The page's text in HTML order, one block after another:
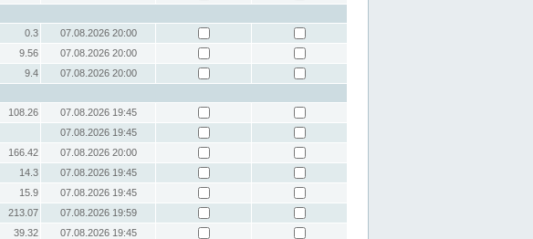
0.3
07.08.2026 20:00
9.56
07.08.2026 20:00
9.4
07.08.2026 20:00
108.26
07.08.2026 19:45
07.08.2026 19:45
166.42
07.08.2026 20:00
14.3
07.08.2026 19:45
15.9
07.08.2026 19:45
213.07
07.08.2026 19:59
39.32
07.08.2026 19:45